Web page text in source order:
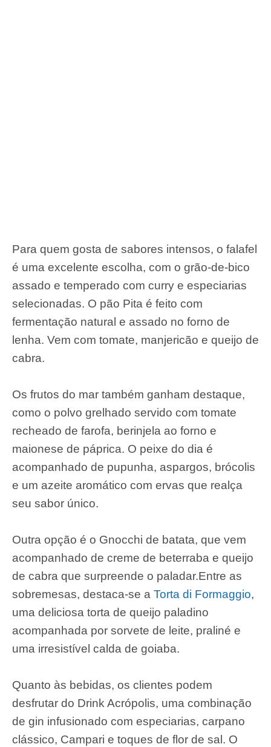
Para quem gosta de sabores intensos, o falafel
é uma excelente escolha, com o grão-de-bico
assado e temperado com curry e especiarias
selecionadas. O pão Pita é feito com
fermentação natural e assado no forno de
lenha. Vem com tomate, manjericão e queijo de
cabra.
Os frutos do mar também ganham destaque,
como o polvo grelhado servido com tomate
recheado de farofa, berinjela ao forno e
maionese de páprica. O peixe do dia é
acompanhado de pupunha, aspargos, brócolis
e um azeite aromático com ervas que realça
seu sabor único.
Outra opção é o Gnocchi de batata, que vem
acompanhado de creme de beterraba e queijo
de cabra que surpreende o paladar.Entre as
sobremesas, destaca-se a Torta di Formaggio,
uma deliciosa torta de queijo paladino
acompanhada por sorvete de leite, praliné e
uma irresistível calda de goiaba.
Quanto às bebidas, os clientes podem
desfrutar do Drink Acrópolis, uma combinação
de gin infusionado com especiarias, carpano
clássico, Campari e toques de flor de sal. O